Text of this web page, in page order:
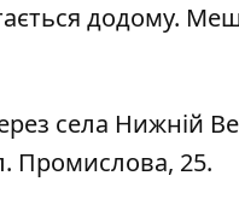
додому.
села Нижній
Промислова, 25.